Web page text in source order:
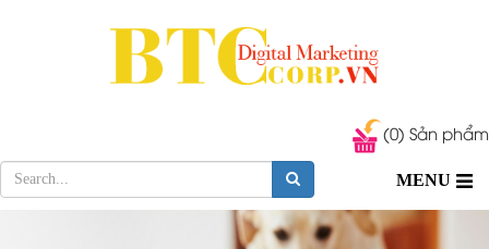
(0) Sản phẩm
MENU